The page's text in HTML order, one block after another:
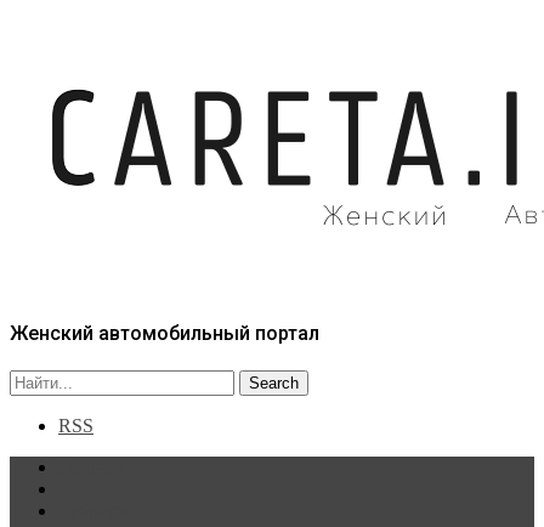
Женский автомобильный портал
RSS